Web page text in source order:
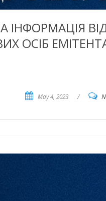
ОСІБ
May 4, 2023 /